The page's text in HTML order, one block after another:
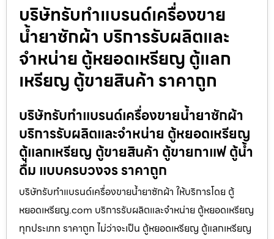
บริษัทรับทำแบรนด์เครื่องขาย
น้ำยาซักผ้า บริการรับผลิตและ
จำหน่าย ตู้หยอดเหรียญ ตู้แลก
เหรียญ ตู้ขายสินค้า ราคาถูก
บริษัทรับทำแบรนด์เครื่องขายน้ำยาซักผ้า
บริการรับผลิตและจำหน่าย ตู้หยอดเหรียญ
ตู้แลกเหรียญ ตู้ขายสินค้า ตู้ขายกาแฟ ตู้น้ำ
ดื่ม แบบครบวงจร ราคาถูก
บริษัทรับทำแบรนด์เครื่องขายน้ำยาซักผ้า ให้บริการโดย ตู้
หยอดเหรียญ.com บริการรับผลิตและจำหน่าย ตู้หยอดเหรียญ
ทุกประเภท ราคาถูก ไม่ว่าจะเป็น ตู้หยอดเหรียญ ตู้แลกเหรียญ